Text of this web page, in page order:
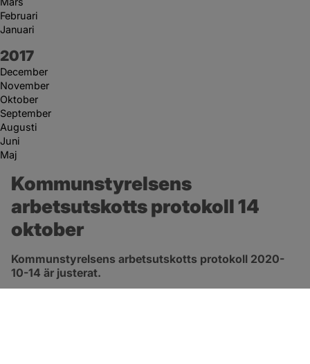
Februari
Januari
År:
2017
December
November
Oktober
September
Augusti
Juni
Maj
Kommunstyrelsens
arbetsutskotts protokoll 14
oktober
Kommunstyrelsens arbetsutskotts protokoll 2020-
10-14 är justerat.